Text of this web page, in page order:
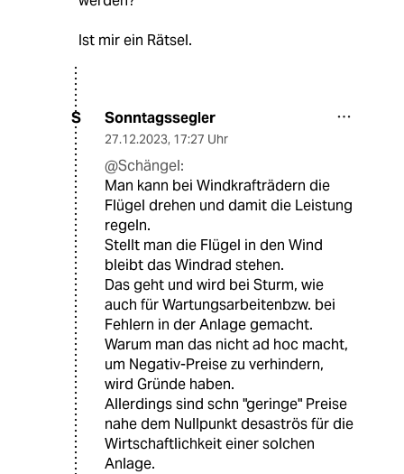
Ist mir ein Rätsel.
S Sonntagssegler
27.12.2023, 17:27 Uhr
@Schängel:
Man kann bei Windkrafträdern die
Flügel drehen und damit die Leistung
regeln.
Stellt man die Flügel in den Wind
bleibt das Windrad stehen.
Das geht und wird bei Sturm, wie
auch für Wartungsarbeitenbzw. bei
Fehlern in der Anlage gemacht.
Warum man das nicht ad hoc macht,
um Negativ-Preise zu verhindern,
wird Gründe haben.
Allerdings sind schn "geringe" Preise
nahe dem Nullpunkt desaströs für die
Wirtschaftlichkeit einer solchen
Anlage.